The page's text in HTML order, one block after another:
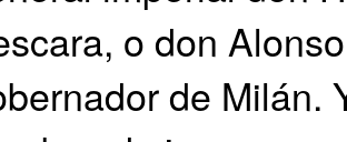
o don
de Milán.